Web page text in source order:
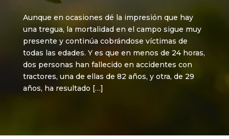
Aunque en ocasiones dé la impresión que hay
una tregua, la mortalidad en el campo sigue muy
presente y continúa cobrándose víctimas de
todas las edades. Y es que en menos de 24 horas,
dos personas han fallecido en accidentes con
tractores, una de ellas de 82 años, y otra, de 29
años, ha resultado […]